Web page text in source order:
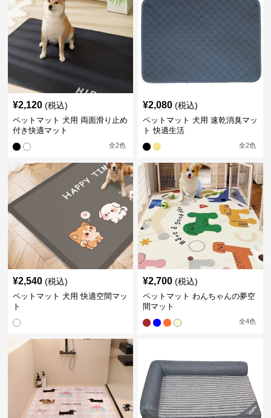
¥2,120 (税込)
ペットマット 犬用 両面滑り止め
付き快適マット
全2色
¥2,080 (税込)
ペットマット 犬用 速乾消臭マッ
ト 快適生活
全2色
¥2,540 (税込)
ペットマット 犬用 快適空間マッ
ト
¥2,700 (税込)
ペットマット わんちゃんの夢空
間マット
全4色